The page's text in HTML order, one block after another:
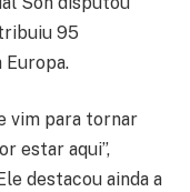
95
Europa.
vim para tornar
estar aqui”,
destacou ainda a